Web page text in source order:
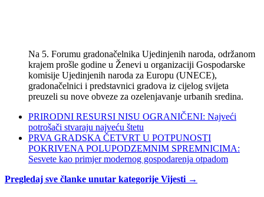
Na 5. Forumu gradonačelnika Ujedinjenih naroda, održanom
krajem prošle godine u Ženevi u organizaciji Gospodarske
komisije Ujedinjenih naroda za Europu (UNECE),
gradonačelnici i predstavnici gradova iz cijelog svijeta
preuzeli su nove obveze za ozelenjavanje urbanih sredina.
PRIRODNI RESURSI NISU OGRANIČENI: Najveći
potrošači stvaraju najveću štetu
PRVA GRADSKA ČETVRT U POTPUNOSTI
POKRIVENA POLUPODZEMNIM SPREMNICIMA:
Sesvete kao primjer modernog gospodarenja otpadom
Pregledaj sve članke unutar kategorije Vijesti →